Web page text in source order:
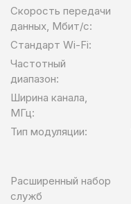
Скорость передачи
данных, Мбит/c:
Стандарт Wi-Fi:
Частотный
диапазон:
Ширина канала,
МГц:
Тип модуляции:
Расширенный набор
служб